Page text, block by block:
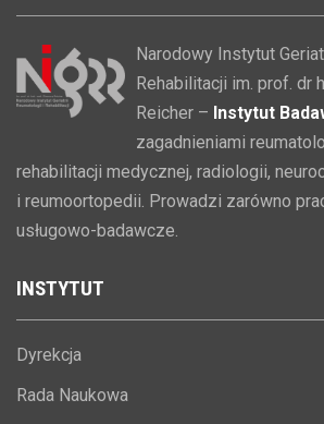
Narodowy Instytut
Rehabilitacji im. prof. dr
Reicher – Instytut
zagadnieniami
rehabilitacji medycznej, radiologii,
i reumoortopedii. Prowadzi zarówno
usługowo-badawcze.
INSTYTUT
Dyrekcja
Rada Naukowa